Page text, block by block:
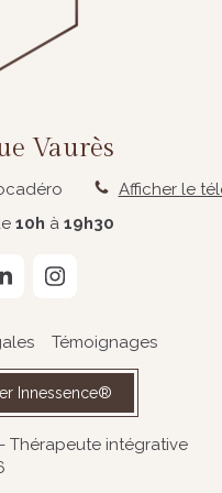
Vaurès
Afficher le
10h à 19h30
Témoignages
Innessence®
Thérapeute intégrative